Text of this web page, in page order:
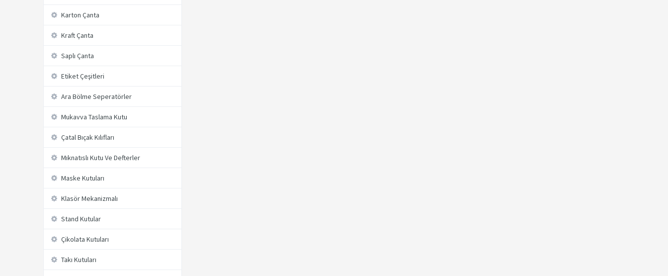
Karton Çanta
Kraft Çanta
Saplı Çanta
Etiket Çeşitleri
Ara Bölme Seperatörler
Mukavva Taslama Kutu
Çatal Bıçak Kılıfları
Mıknatıslı Kutu Ve Defterler
Maske Kutuları
Klasör Mekanizmalı
Stand Kutular
Çikolata Kutuları
Takı Kutuları